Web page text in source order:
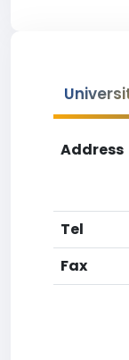
Address
Tel
Fax